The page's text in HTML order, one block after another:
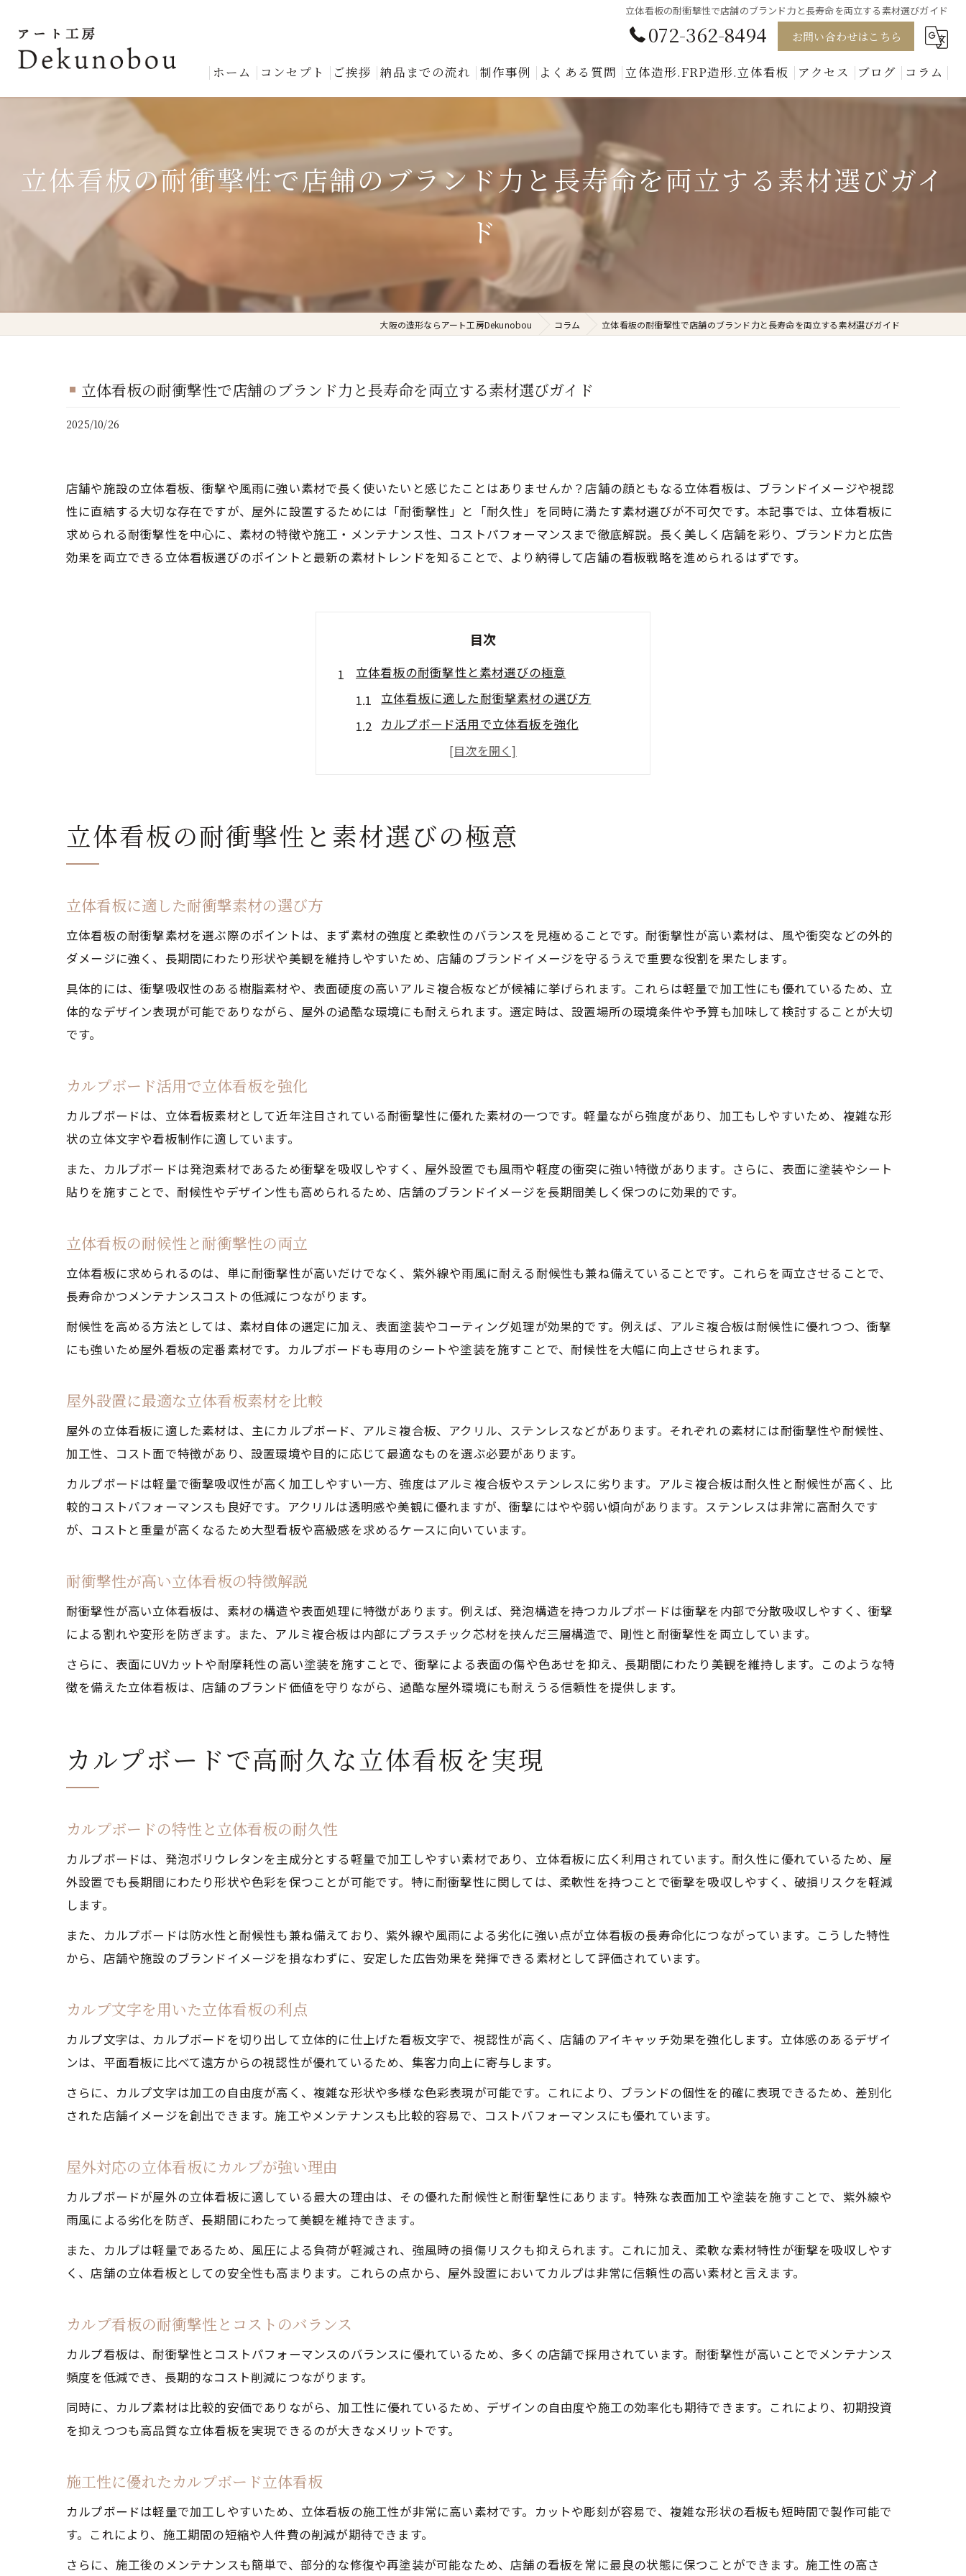
立体看板の耐衝撃性で店舗のブランド力と長寿命を両立する素材選びガイド
072-362-8494 お問い合わせはこちら
ホーム コンセプト ご挨拶 納品までの流れ 制作事例 よくある質問 立体造形.FRP造形.立体看板
キャラクター
動物
アクセス ブログ コラム
立体看板の耐衝撃性で店舗のブランド力と長寿命を両立する素材選びガイ
ド
大阪の造形ならアート工房Dekunobou コラム 立体看板の耐衝撃性で店舗のブランド力と長寿命を両立する素材選びガイド
立体看板の耐衝撃性で店舗のブランド力と長寿命を両立する素材選びガイド
2025/10/26
店舗や施設の立体看板、衝撃や風雨に強い素材で長く使いたいと感じたことはありませんか？店舗の顔ともなる立体看板は、ブランドイメージや視認
性に直結する大切な存在ですが、屋外に設置するためには「耐衝撃性」と「耐久性」を同時に満たす素材選びが不可欠です。本記事では、立体看板に
求められる耐衝撃性を中心に、素材の特徴や施工・メンテナンス性、コストパフォーマンスまで徹底解説。長く美しく店舗を彩り、ブランド力と広告
効果を両立できる立体看板選びのポイントと最新の素材トレンドを知ることで、より納得して店舗の看板戦略を進められるはずです。
目次
立体看板の耐衝撃性と素材選びの極意
立体看板に適した耐衝撃素材の選び方
カルプボード活用で立体看板を強化
立体看板の耐候性と耐衝撃性の両立
カルプボードで高耐久な立体看板を実現
カルプボードの特性と立体看板の耐久性
カルプ看板の耐衝撃性とコストのバランス
施工性に優れたカルプボード立体看板
耐候性も重視した立体看板の選び方
立体看板に求められる耐候性の基準
メンテナンス性からみた立体看板素材
屋外立体看板に最適な素材の条件
耐衝撃性素材で立体看板を守る方法
立体看板の耐久性を高める加工技術
衝撃に強い立体看板がもたらす効果
立体看板の耐衝撃性がブランド力向上に直結
長寿命な立体看板がもたらす費用対効果
立体看板の耐久性が集客に与える影響
メンテナンス性で選ぶ立体看板素材
メンテナンスしやすい立体看板素材の特徴
カルプボード採用で清掃が楽な立体看板
耐衝撃性とメンテナンス性の両立法
立体看板の耐衝撃性と素材選びの極意
立体看板に適した耐衝撃素材の選び方
立体看板の耐衝撃素材を選ぶ際のポイントは、まず素材の強度と柔軟性のバランスを見極めることです。耐衝撃性が高い素材は、風や衝突などの外的
ダメージに強く、長期間にわたり形状や美観を維持しやすいため、店舗のブランドイメージを守るうえで重要な役割を果たします。
具体的には、衝撃吸収性のある樹脂素材や、表面硬度の高いアルミ複合板などが候補に挙げられます。これらは軽量で加工性にも優れているため、立
体的なデザイン表現が可能でありながら、屋外の過酷な環境にも耐えられます。選定時は、設置場所の環境条件や予算も加味して検討することが大切
です。
カルプボード活用で立体看板を強化
カルプボードは、立体看板素材として近年注目されている耐衝撃性に優れた素材の一つです。軽量ながら強度があり、加工もしやすいため、複雑な形
状の立体文字や看板制作に適しています。
また、カルプボードは発泡素材であるため衝撃を吸収しやすく、屋外設置でも風雨や軽度の衝突に強い特徴があります。さらに、表面に塗装やシート
貼りを施すことで、耐候性やデザイン性も高められるため、店舗のブランドイメージを長期間美しく保つのに効果的です。
立体看板の耐候性と耐衝撃性の両立
立体看板に求められるのは、単に耐衝撃性が高いだけでなく、紫外線や雨風に耐える耐候性も兼ね備えていることです。これらを両立させることで、
長寿命かつメンテナンスコストの低減につながります。
耐候性を高める方法としては、素材自体の選定に加え、表面塗装やコーティング処理が効果的です。例えば、アルミ複合板は耐候性に優れつつ、衝撃
にも強いため屋外看板の定番素材です。カルプボードも専用のシートや塗装を施すことで、耐候性を大幅に向上させられます。
屋外設置に最適な立体看板素材を比較
屋外の立体看板に適した素材は、主にカルプボード、アルミ複合板、アクリル、ステンレスなどがあります。それぞれの素材には耐衝撃性や耐候性、
加工性、コスト面で特徴があり、設置環境や目的に応じて最適なものを選ぶ必要があります。
カルプボードは軽量で衝撃吸収性が高く加工しやすい一方、強度はアルミ複合板やステンレスに劣ります。アルミ複合板は耐久性と耐候性が高く、比
較的コストパフォーマンスも良好です。アクリルは透明感や美観に優れますが、衝撃にはやや弱い傾向があります。ステンレスは非常に高耐久です
が、コストと重量が高くなるため大型看板や高級感を求めるケースに向いています。
耐衝撃性が高い立体看板の特徴解説
耐衝撃性が高い立体看板は、素材の構造や表面処理に特徴があります。例えば、発泡構造を持つカルプボードは衝撃を内部で分散吸収しやすく、衝撃
による割れや変形を防ぎます。また、アルミ複合板は内部にプラスチック芯材を挟んだ三層構造で、剛性と耐衝撃性を両立しています。
さらに、表面にUVカットや耐摩耗性の高い塗装を施すことで、衝撃による表面の傷や色あせを抑え、長期間にわたり美観を維持します。このような特
徴を備えた立体看板は、店舗のブランド価値を守りながら、過酷な屋外環境にも耐えうる信頼性を提供します。
カルプボードで高耐久な立体看板を実現
カルプボードの特性と立体看板の耐久性
カルプボードは、発泡ポリウレタンを主成分とする軽量で加工しやすい素材であり、立体看板に広く利用されています。耐久性に優れているため、屋
外設置でも長期間にわたり形状や色彩を保つことが可能です。特に耐衝撃性に関しては、柔軟性を持つことで衝撃を吸収しやすく、破損リスクを軽減
します。
また、カルプボードは防水性と耐候性も兼ね備えており、紫外線や風雨による劣化に強い点が立体看板の長寿命化につながっています。こうした特性
から、店舗や施設のブランドイメージを損なわずに、安定した広告効果を発揮できる素材として評価されています。
カルプ文字を用いた立体看板の利点
カルプ文字は、カルプボードを切り出して立体的に仕上げた看板文字で、視認性が高く、店舗のアイキャッチ効果を強化します。立体感のあるデザイ
ンは、平面看板に比べて遠方からの視認性が優れているため、集客力向上に寄与します。
さらに、カルプ文字は加工の自由度が高く、複雑な形状や多様な色彩表現が可能です。これにより、ブランドの個性を的確に表現できるため、差別化
された店舗イメージを創出できます。施工やメンテナンスも比較的容易で、コストパフォーマンスにも優れています。
屋外対応の立体看板にカルプが強い理由
カルプボードが屋外の立体看板に適している最大の理由は、その優れた耐候性と耐衝撃性にあります。特殊な表面加工や塗装を施すことで、紫外線や
雨風による劣化を防ぎ、長期間にわたって美観を維持できます。
また、カルプは軽量であるため、風圧による負荷が軽減され、強風時の損傷リスクも抑えられます。これに加え、柔軟な素材特性が衝撃を吸収しやす
く、店舗の立体看板としての安全性も高まります。これらの点から、屋外設置においてカルプは非常に信頼性の高い素材と言えます。
カルプ看板の耐衝撃性とコストのバランス
カルプ看板は、耐衝撃性とコストパフォーマンスのバランスに優れているため、多くの店舗で採用されています。耐衝撃性が高いことでメンテナンス
頻度を低減でき、長期的なコスト削減につながります。
同時に、カルプ素材は比較的安価でありながら、加工性に優れているため、デザインの自由度や施工の効率化も期待できます。これにより、初期投資
を抑えつつも高品質な立体看板を実現できるのが大きなメリットです。
施工性に優れたカルプボード立体看板
カルプボードは軽量で加工しやすいため、立体看板の施工性が非常に高い素材です。カットや彫刻が容易で、複雑な形状の看板も短時間で製作可能で
す。これにより、施工期間の短縮や人件費の削減が期待できます。
さらに、施工後のメンテナンスも簡単で、部分的な修復や再塗装が可能なため、店舗の看板を常に最良の状態に保つことができます。施工性の高さ